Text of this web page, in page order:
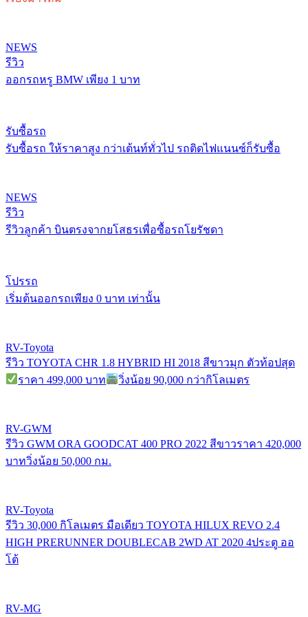
NEWS
รีวิว
ออกรถหรู BMW เพียง 1 บาท
รับซื้อรถ
รับซื้อรถ ให้ราคาสูง กว่าเต้นท์ทั่วไป รถติดไฟแนนซ์ก็รับซื้อ
NEWS
รีวิว
รีวิวลูกค้า บินตรงจากยโสธรเพื่อซื้อรถโยรัชดา
โปรรถ
เริ่มต้นออกรถเพียง 0 บาท เท่านั้น
RV-Toyota
รีวิว TOYOTA CHR 1.8 HYBRID HI 2018 สีขาวมุก ตัวท้อปสุด
ราคา 499,000 บาท
วิ่งน้อย 90,000 กว่ากิโลเมตร
RV-GWM
รีวิว GWM ORA GOODCAT 400 PRO 2022 สีขาวราคา 420,000
บาทวิ่งน้อย 50,000 กม.
RV-Toyota
รีวิว 30,000 กิโลเมตร มือเดียว TOYOTA HILUX REVO 2.4
HIGH PRERUNNER DOUBLECAB 2WD AT 2020 4ประตู ออ
โต้
RV-MG